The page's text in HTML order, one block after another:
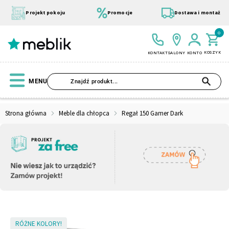
treści
Projekt pokoju Promocje Dostawa i montaż
KONTAKTSALONY KONTO KOSZYK
0
MENU
Strona główna Meble dla chłopca Regał 150 Gamer Dark
SkipRÓŻNE KOLORY!
Wszystkie Kolekcje Modułowe
Szafa Łóżko
Materace Pufy